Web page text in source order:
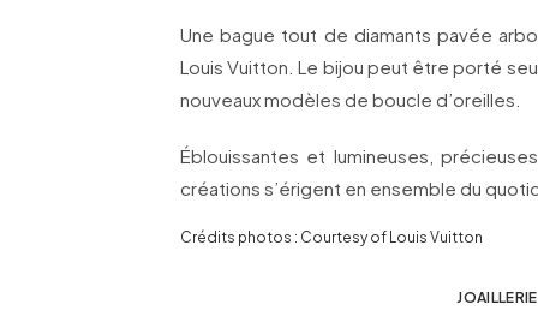
Une bague tout de diamants pavée
Louis Vuitton. Le bijou peut être porté
nouveaux modèles de boucle d’oreilles.
Éblouissantes et lumineuses,
créations s’érigent en ensemble du
Crédits photos : Courtesy of Louis Vuitton
JOAILLERIE